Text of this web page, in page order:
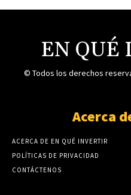
EN QUÉ
© Todos los derechos
Acerca
ACERCA DE EN QUÉ INVERTIR
POLÍTICAS DE PRIVACIDAD
CONTÁCTENOS